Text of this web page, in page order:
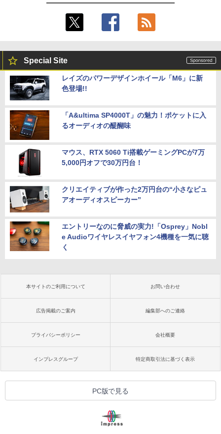
Special Site
レイズのパワーデザインホイール「M6」に新
色登場!!
「A&ultima SP4000T」の魅力！ポケットに入
るオーディオの醍醐味
マウス、RTX 5060 Ti搭載ゲーミングPCが7万
5,000円オフで30万円台！
クリエイティブが作った2万円台の“小さなピュ
アオーディオスピーカー”
エントリーなのに脅威の実力!「Osprey」Nobl
e Audioワイヤレスイヤフォン4機種を一気に聴
く
本サイトのご利用について お問い合わせ
広告掲載のご案内 編集部へのご連絡
プライバシーポリシー 会社概要
インプレスグループ 特定商取引法に基づく表示
PC版で見る